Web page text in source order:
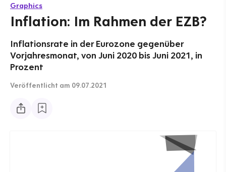
Graphics
Inflation: Im Rahmen der EZB?
Inflationsrate in der Eurozone gegenüber
Vorjahresmonat, von Juni 2020 bis Juni 2021, in
Prozent
Veröffentlicht am 09.07.2021